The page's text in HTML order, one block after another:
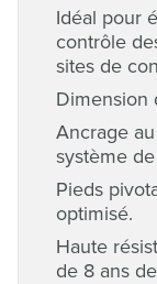
Idéal pour
contrôle
sites de
Dimension
Ancrage
système
Pieds
optimisé.
Haute
de 8 ans